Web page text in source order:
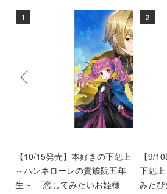
1
【10/15発売】本好きの下剋上
～ハンネローレの貴族院五年
生～ 「恋してみたいお姫様
2
【9/
下剋
みた